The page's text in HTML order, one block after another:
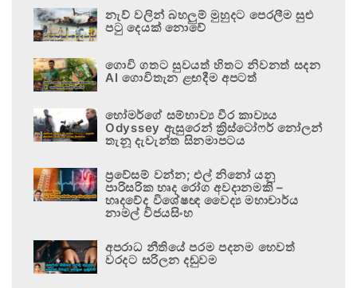
නැව් වලින් බහලුම් මුහුදට පෙරලීම සුළු
පටු දෙයක් නොවේ
ගොවි ගතට සුවයත් හිතට නිවනත් සදන
AI ගොවිතැන ළඟදීම අපටත්
හෝමර්ගේ සම්භාව්‍ය වීර කාව්‍යය
Odyssey ඇසුරෙන් ක්‍රිස්ටෝෆර් නෝලන්
තැනූ දැවැන්ත සිනමාපටය
ප්‍රවේසම් වන්න; එල් නිනෝ යනු
පාරිසරික හෘද රෝග අවදානමකි –
හෘදවේද විශේෂඥ වෛද්‍ය මහාචාර්ය
නාමල් විජයසිංහ
අපරාධ නීතියේ පරම පදනම හෙවත්
වරදට සරිලන දඬුවම